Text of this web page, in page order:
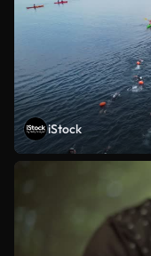
iStock